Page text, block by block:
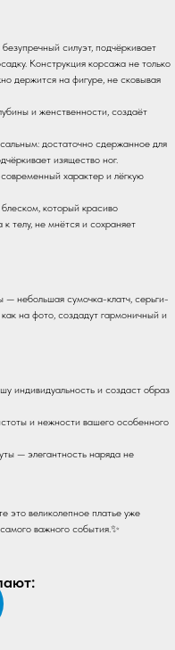
силуэт, подчёркивает
Конструкция корсажа не только
держится на фигуре, не сковывая
и женственности, создаёт
достаточно сдержанное для
изящество ног.
характер и лёгкую
который красиво
телу, не мнётся и сохраняет
— небольшая сумочка-клатч, серьги-
на фото, создадут гармоничный и
индивидуальность и создаст образ
и нежности вашего особенного
— элегантность наряда не
это великолепное платье уже
важного события.✨